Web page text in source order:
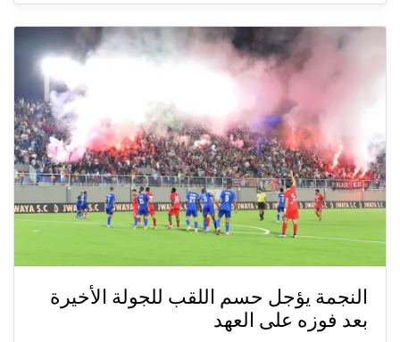
النجمة يؤجل حسم اللقب للجولة الأخيرة
بعد فوزه على العهد